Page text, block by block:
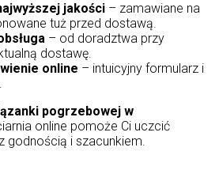
jakości – zamawiane na
tuż przed dostawą.
– od doradztwa przy
dostawę.
online – intuicyjny formularz i
pogrzebowej w
online pomoże Ci uczcić
godnością i szacunkiem.